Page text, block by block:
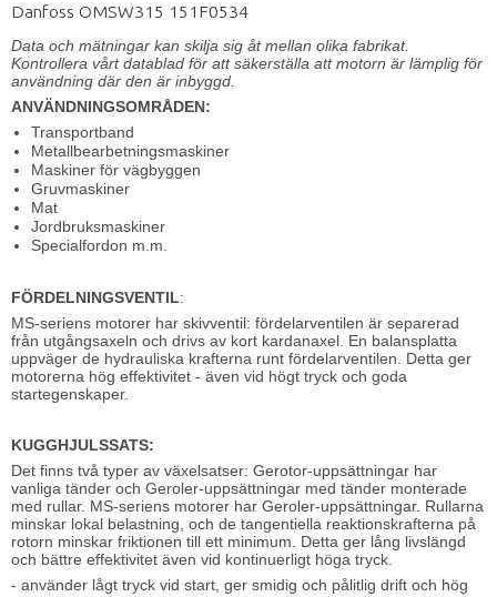
Danfoss OMSW315 151F0534
Data och mätningar kan skilja sig åt mellan olika fabrikat.
Kontrollera vårt datablad för att säkerställa att motorn är lämplig för
användning där den är inbyggd.
ANVÄNDNINGSOMRÅDEN:
Transportband
Metallbearbetningsmaskiner
Maskiner för vägbyggen
Gruvmaskiner
Mat
Jordbruksmaskiner
Specialfordon m.m.
FÖRDELNINGSVENTIL:
MS-seriens motorer har skivventil: fördelarventilen är separerad
från utgångsaxeln och drivs av kort kardanaxel. En balansplatta
uppväger de hydrauliska krafterna runt fördelarventilen. Detta ger
motorerna hög effektivitet - även vid högt tryck och goda
startegenskaper.
KUGGHJULSSATS:
Det finns två typer av växelsatser: Gerotor-uppsättningar har
vanliga tänder och Geroler-uppsättningar med tänder monterade
med rullar. MS-seriens motorer har Geroler-uppsättningar. Rullarna
minskar lokal belastning, och de tangentiella reaktionskrafterna på
rotorn minskar friktionen till ett minimum. Detta ger lång livslängd
och bättre effektivitet även vid kontinuerligt höga tryck.
- använder lågt tryck vid start, ger smidig och pålitlig drift och hög